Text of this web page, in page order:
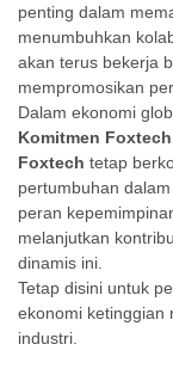
penting dalam
menumbuhkan
akan terus bekerja
mempromosikan
Dalam ekonomi
Komitmen
Foxtech tetap
pertumbuhan
peran
melanjutkan
dinamis ini.
Tetap disini untuk
ekonomi ketinggian
industri.